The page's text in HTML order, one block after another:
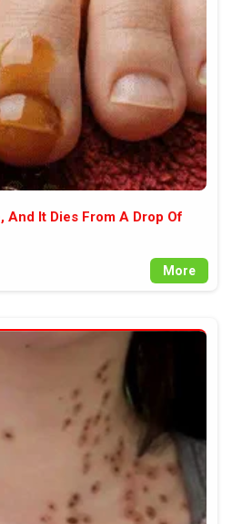
затова държим на
и коректност от
Поднасяме ви
каквито са. В
си потенциал.
And It Dies From A Drop Of
More